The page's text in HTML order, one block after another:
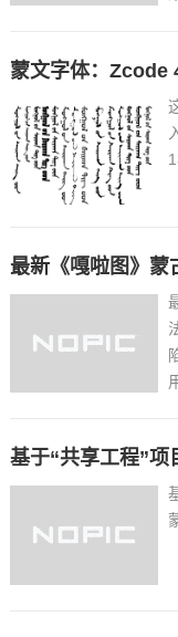
蒙文字体：Zcode
最新《嘎啦图》蒙